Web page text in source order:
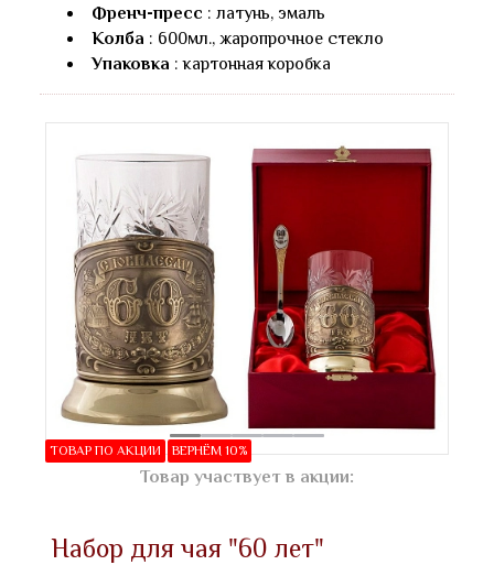
Френч-пресс : латунь, эмаль
Колба : 600мл., жаропрочное стекло
Упаковка : картонная коробка
ТОВАР ПО АКЦИИ ВЕРНЁМ 10%
Товар участвует в акции:
Набор для чая "60 лет"